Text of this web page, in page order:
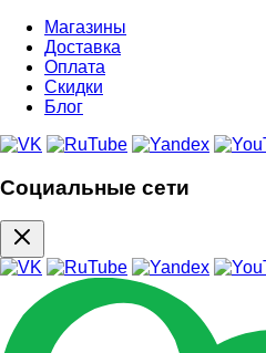
Магазины
Доставка
Оплата
Скидки
Блог
Социальные сети